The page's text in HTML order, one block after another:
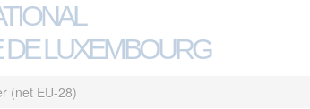
LUXEMBOURG
(net EU-28)